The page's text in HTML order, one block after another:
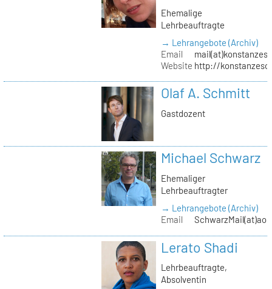
Ehemalige
Lehrbeauftragte
→ Lehrangebote (Archiv)
Email
Website http://
Olaf A. Schmitt
Gastdozent
Michael Schwarz
Ehemaliger
Lehrbeauftragter
→ Lehrangebote (Archiv)
Email
Lerato Shadi
Lehrbeauftragte,
Absolventin